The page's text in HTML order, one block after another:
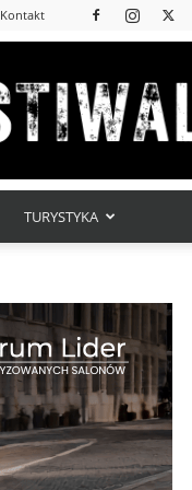
Kontakt
TURYSTYKA